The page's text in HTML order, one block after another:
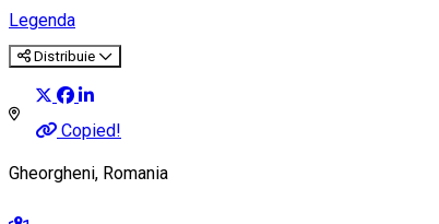
Legenda
Distribuie
Copied!
Gheorgheni, Romania